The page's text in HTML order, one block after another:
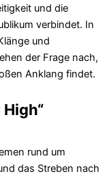
und die
verbindet. In
und
der Frage nach,
Anklang findet.
rund um
das Streben nach